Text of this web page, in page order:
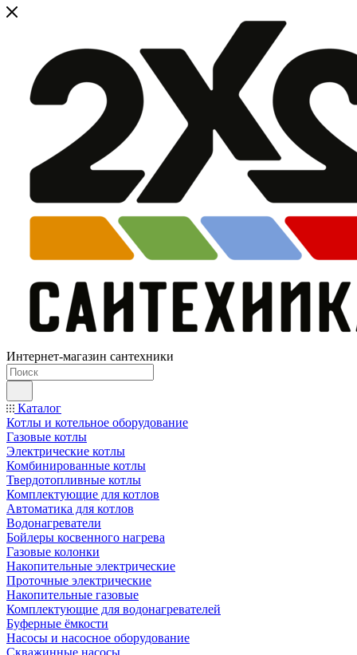
Интернет-магазин сантехники
Каталог
Котлы и котельное оборудование
Газовые котлы
Электрические котлы
Комбинированные котлы
Твердотопливные котлы
Комплектующие для котлов
Автоматика для котлов
Водонагреватели
Бойлеры косвенного нагрева
Газовые колонки
Накопительные электрические
Проточные электрические
Накопительные газовые
Комплектующие для водонагревателей
Буферные ёмкости
Насосы и насосное оборудование
Скважинные насосы